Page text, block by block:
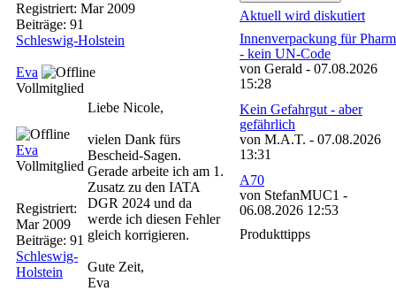
Registriert: Mar 2009
Beiträge: 91
Schleswig-Holstein
Eva
Vollmitglied
Eva
Vollmitglied
Registriert:
Mar 2009
Beiträge: 91
Schleswig-
Holstein
Liebe Nicole,
vielen Dank fürs
Bescheid-Sagen.
Gerade arbeite ich am 1.
Zusatz zu den IATA
DGR 2024 und da
werde ich diesen Fehler
gleich korrigieren.
Gute Zeit,
Eva
Aktuell wird diskutiert
Innenverpackung für
- kein UN-Code
von Gerald - 07.08.2026
15:28
Kein Gefahrgut - aber
gefährlich
von M.A.T. - 07.08.2026
13:31
A70
von StefanMUC1 -
06.08.2026 12:53
Produkttipps